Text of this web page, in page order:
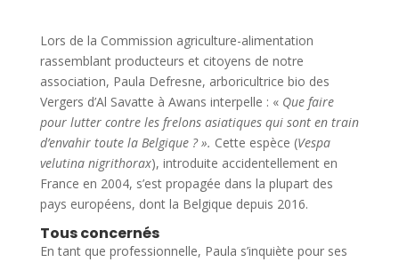
Lors de la Commission agriculture-alimentation
rassemblant producteurs et citoyens de notre
association, Paula Defresne, arboricultrice bio des
Vergers d’Al Savatte à Awans interpelle : « Que faire
pour lutter contre les frelons asiatiques qui sont en train
d’envahir toute la Belgique ? ». Cette espèce (Vespa
velutina nigrithorax), introduite accidentellement en
France en 2004, s’est propagée dans la plupart des
pays européens, dont la Belgique depuis 2016.
Tous concernés
En tant que professionnelle, Paula s’inquiète pour ses